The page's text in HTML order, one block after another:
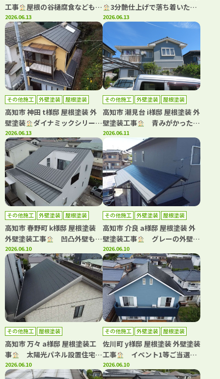
工事
屋根の谷樋腐食などもご
注意ください！雨漏りのリスク
があります。
2026.06.13
3分艶仕上げで落ち着いた雰
囲気になりました(^^)
2026.06.13
その他施工 外壁塗装 屋根塗装
高知市 神田 t様邸 屋根塗装 外
壁塗装
ダイナミックシリーズ
で屋根・外壁塗装しました(^^)
2026.06.13
その他施工 外壁塗装 屋根塗装
高知市 潮見台 i様邸 屋根塗装 外
壁塗装工事
青みがかったグ
レーが映える、上品な外観へリ
フレッシュ！
2026.06.11
その他施工 外壁塗装 屋根塗装
高知市 春野町 k様邸 屋根塗装
外壁塗装工事
凹凸外壁も均
一な美しい仕上がりに！
2026.06.10
その他施工 外壁塗装 屋根塗装
高知市 介良 a様邸 屋根塗装 外
壁塗装工事
グレーの外壁に
白が映える上品な外観へ！
2026.06.10
その他施工 屋根塗装
高知市 万々 a様邸 屋根塗装工
事
太陽光パネル設置住宅の
屋根塗装｜高耐候仕様で長持ち
する屋根へ！
2026.06.10
その他施工 外壁塗装 屋根塗装
佐川町 y様邸 屋根塗装 外壁塗装
工事
イベント1等ご当選！
青系カラーで大変身した屋根・
外壁塗装
2026.06.10